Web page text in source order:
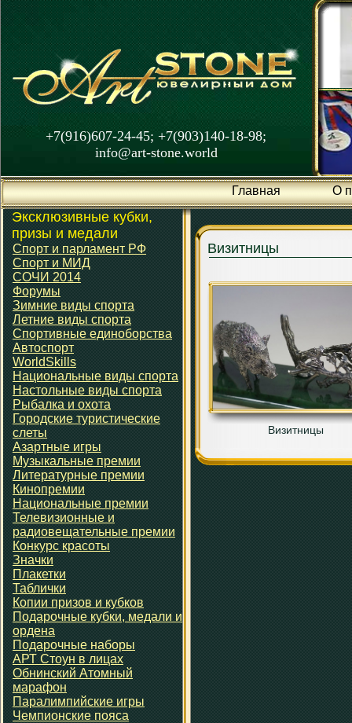
+7(916)607-24-45; +7(903)140-18-98;
info@art-stone.world
Главная О
Эксклюзивные кубки,
призы и медали
Спорт и парламент РФ
Спорт и МИД
СОЧИ 2014
Форумы
Зимние виды спорта
Летние виды спорта
Спортивные единоборства
Автоспорт
WorldSkills
Национальные виды спорта
Настольные виды спорта
Рыбалка и охота
Городские туристические
слеты
Азартные игры
Музыкальные премии
Литературные премии
Кинопремии
Национальные премии
Телевизионные и
радиовещательные премии
Конкурс красоты
Значки
Плакетки
Таблички
Копии призов и кубков
Подарочные кубки, медали и
ордена
Подарочные наборы
АРТ Стоун в лицах
Обнинский Атомный
марафон
Паралимпийские игры
Чемпионские пояса
Визитницы
Визитницы